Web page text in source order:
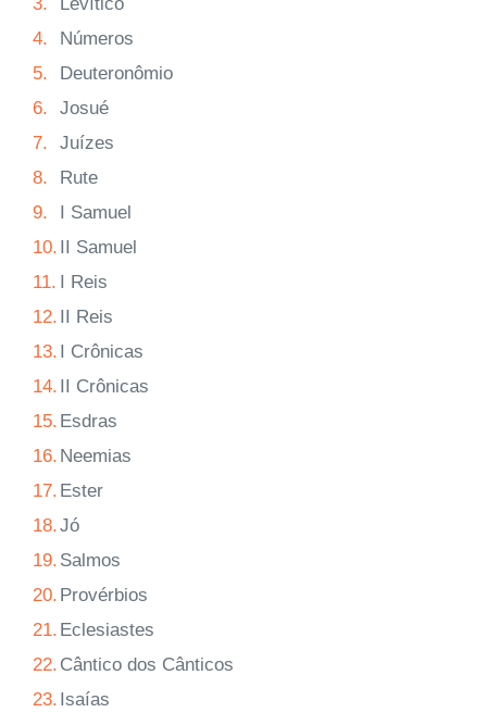
4.
Números
5.
Deuteronômio
6.
Josué
7.
Juízes
8.
Rute
9.
I Samuel
10. II Samuel
11. I Reis
12. II Reis
13. I Crônicas
14. II Crônicas
15. Esdras
16. Neemias
17. Ester
18.Jó
19. Salmos
20. Provérbios
21. Eclesiastes
22. Cântico dos Cânticos
23. Isaías